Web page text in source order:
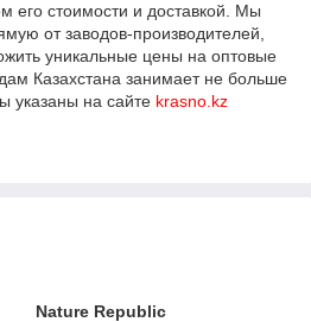
его стоимости и доставкой. Мы
от заводов-производителей,
уникальные цены на оптовые
Казахстана занимает не больше
указаны на сайте krasno.kz
Nature Republic